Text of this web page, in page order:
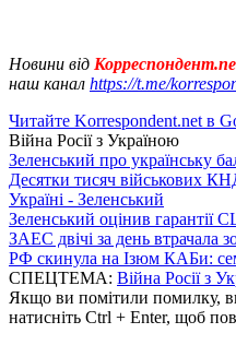
Новини від
наш канал https://t.me/
Читайте Korrespondent.net в
Війна Росії з Україною
Зеленський про українську
Десятки тисяч військових
Україні - Зеленський
Зеленський оцінив
ЗАЕС двічі за день втрачала
РФ скинула на Ізюм КАБи:
СПЕЦТЕМА: Війна Росії з
Якщо ви помітили помилку,
натисніть Ctrl + Enter, щоб